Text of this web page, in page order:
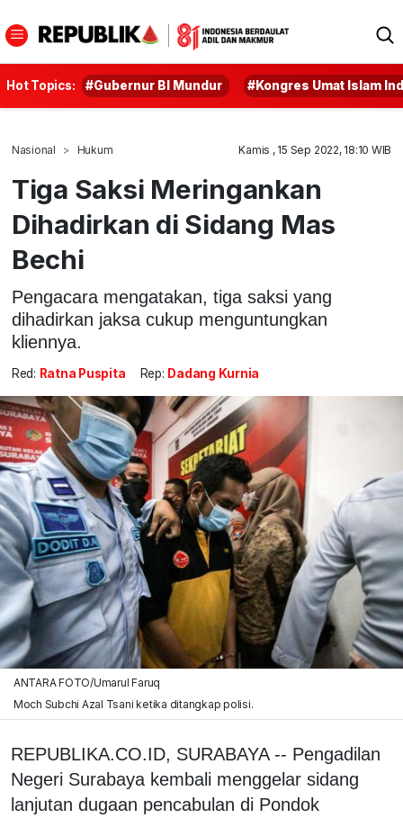
Hot Topics: #Gubernur BI Mundur #Kongres Umat Islam
Nasional Hukum Kamis , 15 Sep 2022, 18:10 WIB
Tiga Saksi Meringankan
Dihadirkan di Sidang Mas
Bechi
Pengacara mengatakan, tiga saksi yang
dihadirkan jaksa cukup menguntungkan
kliennya.
Red: Ratna Puspita Rep: Dadang Kurnia
ANTARA FOTO/Umarul Faruq
Moch Subchi Azal Tsani ketika ditangkap polisi.
REPUBLIKA.CO.ID, SURABAYA -- Pengadilan
Negeri Surabaya kembali menggelar sidang
lanjutan dugaan pencabulan di Pondok